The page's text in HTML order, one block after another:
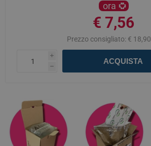
ora
€ 7,56
Prezzo consigliato: € 18,90
i
h
ACQUISTA